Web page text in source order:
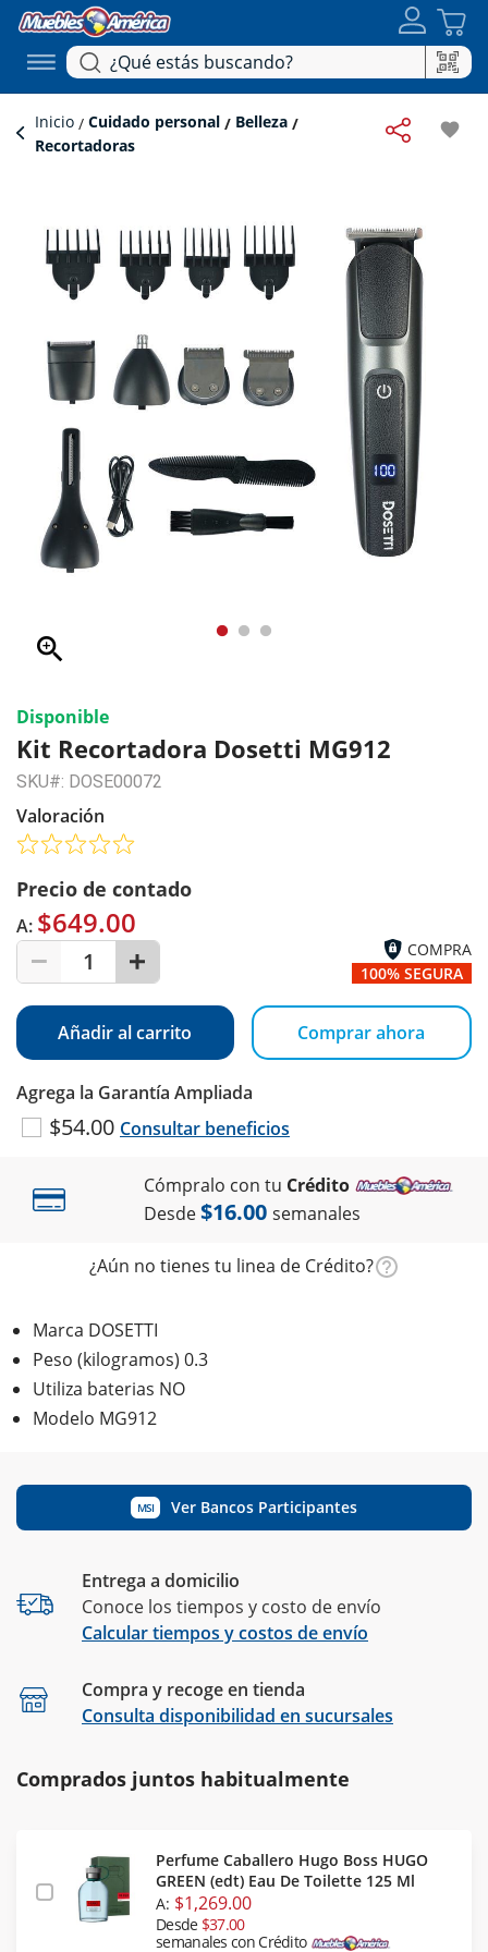
Inicio Cuidado personal Belleza
Recortadoras
favorite
zoom_in
Disponible
Kit Recortadora Dosetti MG912
SKU#: DOSE00072
Valoración
Precio de contado
A: $649.00
1
COMPRA
100% SEGURA
Añadir al carrito Comprar ahora
Agrega la Garantía Ampliada
$54.00 Consultar beneficios
Cómpralo con tu Crédito
Desde$16.00 semanales
¿Aún no tienes tu linea de Crédito?
Marca DOSETTI
Peso (kilogramos) 0.3
Utiliza baterias NO
Modelo MG912
MSI Ver Bancos Participantes
Entrega a domicilio
Conoce los tiempos y costo de envío
Calcular tiempos y costos de envío
Compra y recoge en tienda
Consulta disponibilidad en sucursales
Comprados juntos habitualmente
Perfume Caballero Hugo Boss HUGO
GREEN (edt) Eau De Toilette 125 Ml
A: $1,269.00
Desde $37.00
semanales con Crédito